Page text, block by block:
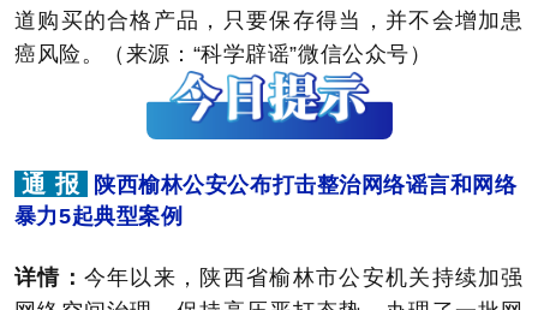
道购买的合格产品，只要保存得当，并不会增加患
癌风险。（来源：“科学辟谣”微信公众号）
通 报
陕西榆林公安公布打击整治网络谣言和网络
暴力5起典型案例
详情： 今年以来，陕西省榆林市公安机关持续加强